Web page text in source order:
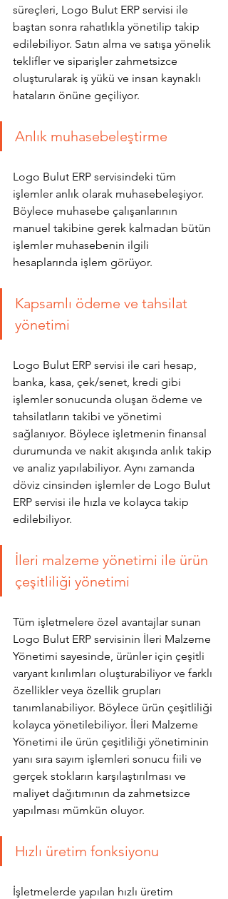
süreçleri, Logo Bulut ERP servisi ile
baştan sonra rahatlıkla yönetilip takip
edilebiliyor. Satın alma ve satışa yönelik
teklifler ve siparişler zahmetsizce
oluşturularak iş yükü ve insan kaynaklı
hataların önüne geçiliyor.
Anlık muhasebeleştirme
Logo Bulut ERP servisindeki tüm
işlemler anlık olarak muhasebeleşiyor.
Böylece muhasebe çalışanlarının
manuel takibine gerek kalmadan bütün
işlemler muhasebenin ilgili
hesaplarında işlem görüyor.
Kapsamlı ödeme ve tahsilat
yönetimi
Logo Bulut ERP servisi ile cari hesap,
banka, kasa, çek/senet, kredi gibi
işlemler sonucunda oluşan ödeme ve
tahsilatların takibi ve yönetimi
sağlanıyor. Böylece işletmenin finansal
durumunda ve nakit akışında anlık takip
ve analiz yapılabiliyor. Aynı zamanda
döviz cinsinden işlemler de Logo Bulut
ERP servisi ile hızla ve kolayca takip
edilebiliyor.
İleri malzeme yönetimi ile ürün
çeşitliliği yönetimi
Tüm işletmelere özel avantajlar sunan
Logo Bulut ERP servisinin İleri Malzeme
Yönetimi sayesinde, ürünler için çeşitli
varyant kırılımları oluşturabiliyor ve farklı
özellikler veya özellik grupları
tanımlanabiliyor. Böylece ürün çeşitliliği
kolayca yönetilebiliyor. İleri Malzeme
Yönetimi ile ürün çeşitliliği yönetiminin
yanı sıra sayım işlemleri sonucu fiili ve
gerçek stokların karşılaştırılması ve
maliyet dağıtımının da zahmetsizce
yapılması mümkün oluyor.
Hızlı üretim fonksiyonu
İşletmelerde yapılan hızlı üretim